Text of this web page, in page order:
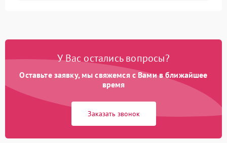
Замена платы управления 2200 ₽ Подробнее →
У Вас остались вопросы?
Оставьте заявку, мы свяжемся с Вами в ближайшее
время
Заказать звонок